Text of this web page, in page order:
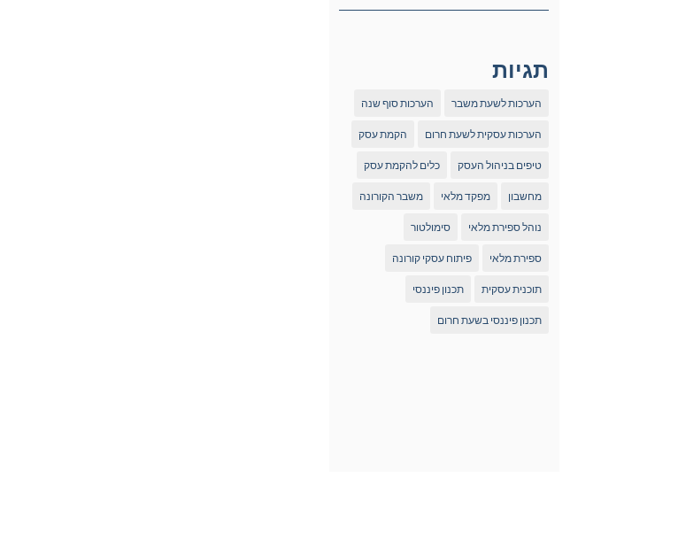
תגיות
הערכות לשעת משבר הערכות סוף שנה
הערכות עסקית לשעת חרום הקמת עסק
טיפים בניהול העסק כלים להקמת עסק
מחשבון מפקד מלאי משבר הקורונה
נוהל ספירת מלאי סימולטור
ספירת מלאי פיתוח עסקי קורונה
תוכנית עסקית תכנון פיננסי
תכנון פיננסי בשעת חרום